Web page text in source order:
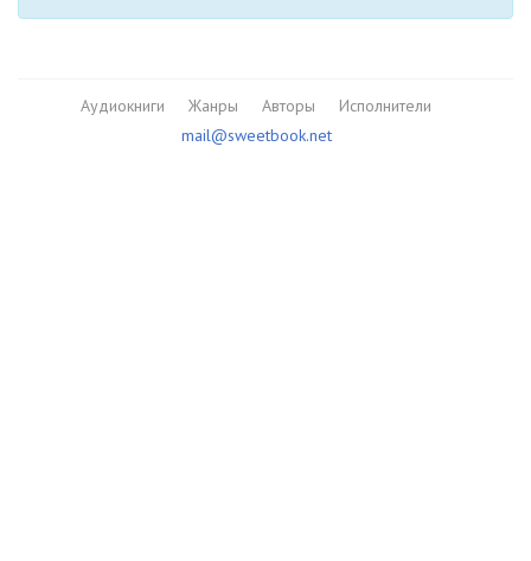
Аудиокниги Жанры Авторы
Исполнители
mail@sweetbook.net